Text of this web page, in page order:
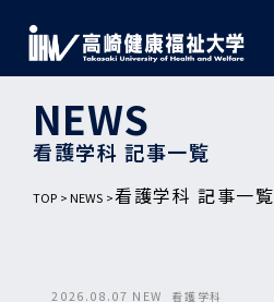
NEWS
看護学科 記事一覧
TOP NEWS 看護学科 記事一覧
2026.08.07 NEW 看護学科